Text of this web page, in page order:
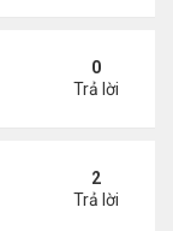
khó qua khỏi
0
Trả lời
Mỹ
2
Trả lời